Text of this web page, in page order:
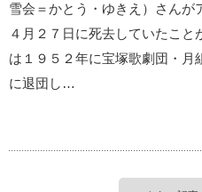
雪会＝かとう・ゆきえ）さんが
４月２７日に死去していたこ
は１９５２年に宝塚歌劇団・
に退団し…